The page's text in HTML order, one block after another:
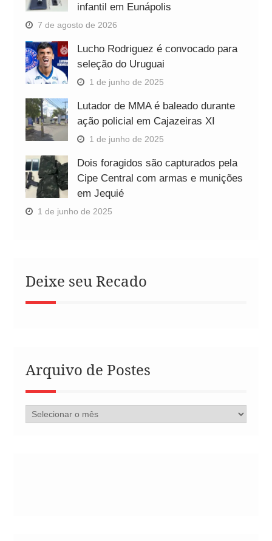
infantil em Eunápolis
7 de agosto de 2026
Lucho Rodriguez é convocado para
seleção do Uruguai
1 de junho de 2025
Lutador de MMA é baleado durante
ação policial em Cajazeiras XI
1 de junho de 2025
Dois foragidos são capturados pela
Cipe Central com armas e munições
em Jequié
1 de junho de 2025
Deixe seu Recado
Arquivo de Postes
Arquivo
de